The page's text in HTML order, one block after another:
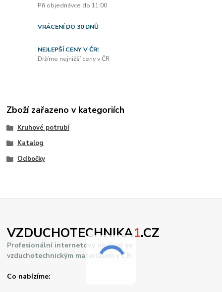
Při objednávce do 11:00
VRÁCENÍ DO 30 DNŮ
NEJLEPŠÍ CENY V ČR!
Držíme nejnižší ceny v ČR
Zboží zařazeno v kategoriích
Kruhové potrubí
Katalog
Odbočky
VZDUCHOTECHNIKA1.CZ
Profesionální internetový obchod se
vzduchotechnickým materiálem v ČR.
Co nabízíme: